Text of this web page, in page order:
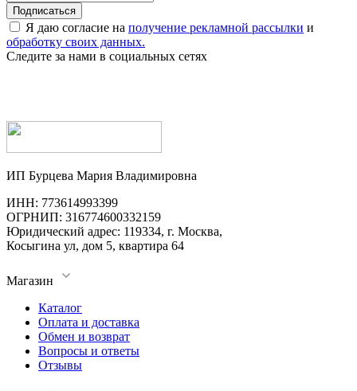
Я даю согласие на получение рекламной рассылки и
обработку своих данных.
Следите за нами в социальных сетях
ИП Бурцева Мария Владимировна
ИНН: 773614993399
ОГРНИП: 316774600332159
Юридический адрес: 119334, г. Москва,
Косыгина ул, дом 5, квартира 64
Магазин
Каталог
Оплата и доставка
Обмен и возврат
Вопросы и ответы
Отзывы